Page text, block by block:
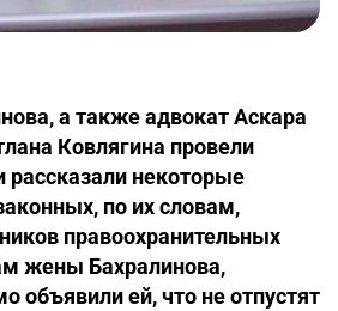
а также адвокат Аскара
Ковлягина провели
рассказали некоторые
по их словам,
правоохранительных
жены Бахралинова,
объявили ей, что не отпустят